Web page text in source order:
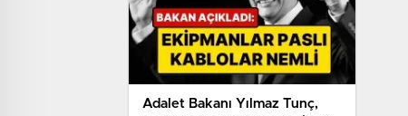
Adalet Bakanı Yılmaz Tunç,